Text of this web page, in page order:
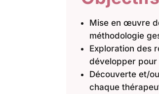
Mise en œuvre
méthodologie
Exploration des
développer
Découverte et/
chaque